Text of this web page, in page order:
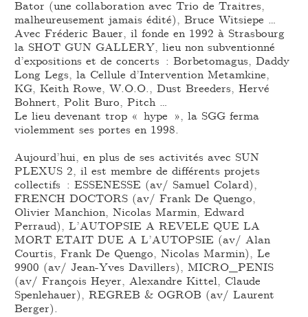
Bator (une collaboration avec Trio de Traitres,
malheureusement jamais édité), Bruce Witsiepe …
Avec Fréderic Bauer, il fonde en 1992 à Strasbourg
la SHOT GUN GALLERY, lieu non subventionné
d’expositions et de concerts : Borbetomagus, Daddy
Long Legs, la Cellule d’Intervention Metamkine,
KG, Keith Rowe, W.O.O., Dust Breeders, Hervé
Bohnert, Polit Buro, Pitch …
Le lieu devenant trop « hype », la SGG ferma
violemment ses portes en 1998.
Aujourd’hui, en plus de ses activités avec SUN
PLEXUS 2, il est membre de différents projets
collectifs : ESSENESSE (av/ Samuel Colard),
FRENCH DOCTORS (av/ Frank De Quengo,
Olivier Manchion, Nicolas Marmin, Edward
Perraud), L’AUTOPSIE A REVELE QUE LA
MORT ETAIT DUE A L’AUTOPSIE (av/ Alan
Courtis, Frank De Quengo, Nicolas Marmin), Le
9900 (av/ Jean-Yves Davillers), MICRO_PENIS
(av/ François Heyer, Alexandre Kittel, Claude
Spenlehauer), REGREB & OGROB (av/ Laurent
Berger).